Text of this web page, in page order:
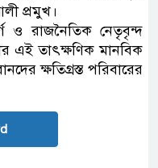
প্রমুখ।
ও রাজনৈতিক নেতৃবৃন্দ
এই তাৎক্ষণিক মানবিক
ক্ষতিগ্রস্ত পরিবারের